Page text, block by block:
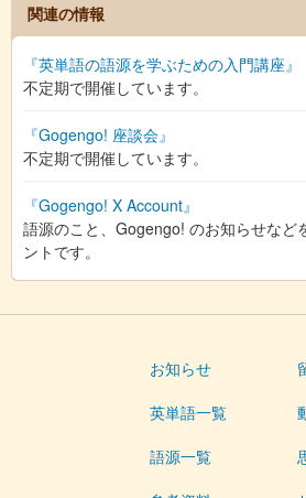
関連の情報
『英単語の語源を学ぶための入門講座』
不定期で開催しています。
『Gogengo! 座談会』
不定期で開催しています。
『Gogengo! X Account』
語源のこと、Gogengo! のお知らせなど
ントです。
お知らせ
英単語一覧
語源一覧